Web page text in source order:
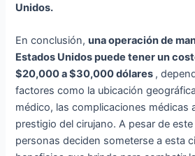
Unidos.
En conclusión,una operación de
Estados Unidos puede tener un
$20,000 a $30,000 dólares ,
factores como la ubicación
médico, las complicaciones médicas
prestigio del cirujano. A pesar de
personas deciden someterse a esta